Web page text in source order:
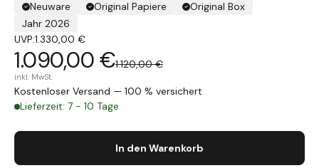
Neuware
Original Papiere
Original Box
Jahr 2026
UVP:1.330,00 €
1.090,00 €1.120,00 €
inkl. MwSt.
Kostenloser Versand — 100 % versichert
Lieferzeit: 7 - 10 Tage
In den Warenkorb